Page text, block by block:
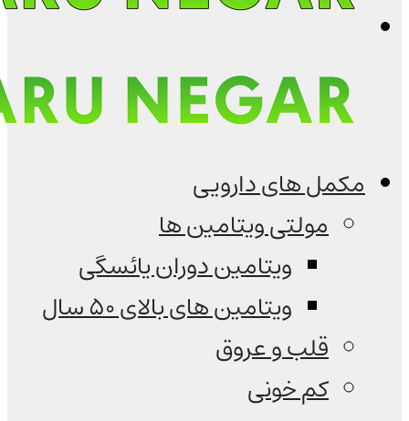
مکمل های دارویی
مولتی ویتامین ها
ویتامین دوران یائسگی
ویتامین های بالای 50 سال
قلب و عروق
کم خونی